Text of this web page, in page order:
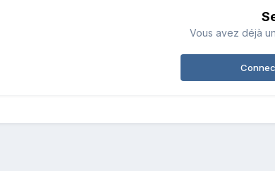
Vous avez déjà